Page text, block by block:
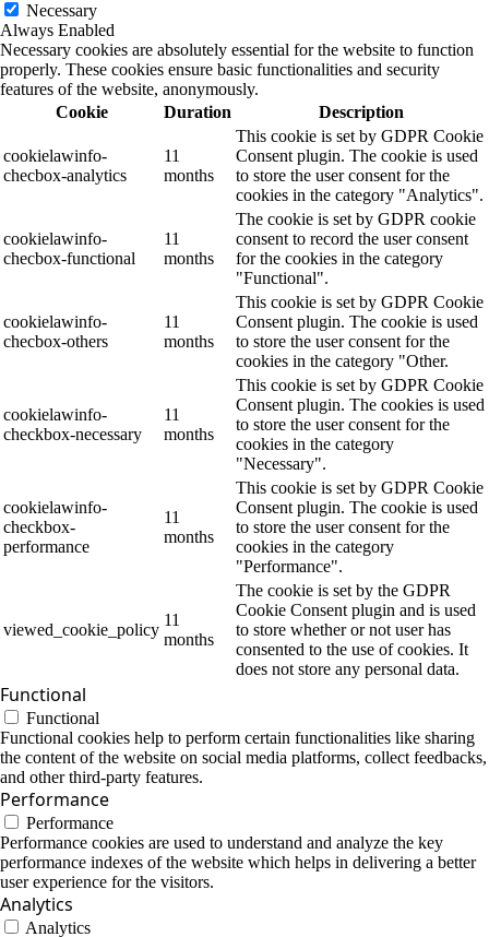
Necessary
Always Enabled
Necessary cookies are absolutely essential for the website to function
properly. These cookies ensure basic functionalities and security
features of the website, anonymously.
Cookie
Duration Description
cookielawinfo-
checbox-analytics
11
months
This cookie is set by GDPR Cookie
Consent plugin. The cookie is used
to store the user consent for the
cookies in the category "Analytics".
cookielawinfo-
checbox-functional
11
months
The cookie is set by GDPR cookie
consent to record the user consent
for the cookies in the category
"Functional".
cookielawinfo-
checbox-others
11
months
This cookie is set by GDPR Cookie
Consent plugin. The cookie is used
to store the user consent for the
cookies in the category "Other.
cookielawinfo-
checkbox-necessary
11
months
This cookie is set by GDPR Cookie
Consent plugin. The cookies is used
to store the user consent for the
cookies in the category
"Necessary".
cookielawinfo-
checkbox-
performance
11
months
This cookie is set by GDPR Cookie
Consent plugin. The cookie is used
to store the user consent for the
cookies in the category
"Performance".
viewed_cookie_policy
11
months
The cookie is set by the GDPR
Cookie Consent plugin and is used
to store whether or not user has
consented to the use of cookies. It
does not store any personal data.
Functional
Functional
Functional cookies help to perform certain functionalities like sharing
the content of the website on social media platforms, collect feedbacks,
and other third-party features.
Performance
Performance
Performance cookies are used to understand and analyze the key
performance indexes of the website which helps in delivering a better
user experience for the visitors.
Analytics
Analytics